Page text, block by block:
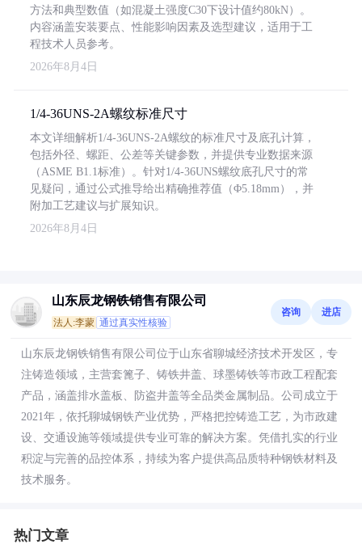
方法和典型数值（如混凝土强度C30下设计值约80kN）。
内容涵盖安装要点、性能影响因素及选型建议，适用于工
程技术人员参考。
2026年8月4日
1/4-36UNS-2A螺纹标准尺寸
本文详细解析1/4-36UNS-2A螺纹的标准尺寸及底孔计算，
包括外径、螺距、公差等关键参数，并提供专业数据来源
（ASME B1.1标准）。针对1/4-36UNS螺纹底孔尺寸的常
见疑问，通过公式推导给出精确推荐值（Φ5.18mm），并
附加工艺建议与扩展知识。
2026年8月4日
山东辰龙钢铁销售有限公司
法人:李蒙 通过真实性核验
咨询 进店
山东辰龙钢铁销售有限公司位于山东省聊城经济技术开发区，专
注铸造领域，主营套篦子、铸铁井盖、球墨铸铁等市政工程配套
产品，涵盖排水盖板、防盗井盖等全品类金属制品。公司成立于
2021年，依托聊城钢铁产业优势，严格把控铸造工艺，为市政建
设、交通设施等领域提供专业可靠的解决方案。凭借扎实的行业
积淀与完善的品控体系，持续为客户提供高品质特种钢铁材料及
技术服务。
热门文章